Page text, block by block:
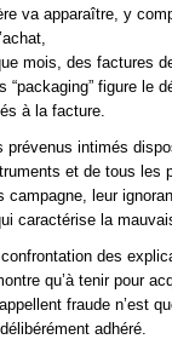
va apparaître, y
mois, des factures
“packaging” figure le
à la facture.
prévenus intimés
et de tous les
campagne, leur
caractérise la
des
qu’à tenir pour
fraude n’est
adhéré.